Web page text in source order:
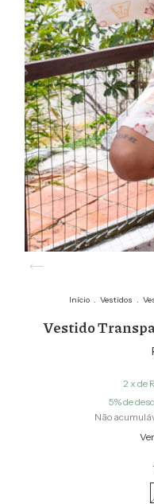
Início Vestidos
Vestido
2 x de
5% de
Não